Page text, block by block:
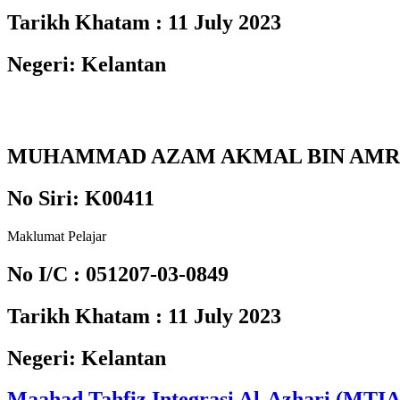
Tarikh Khatam : 11 July 2023
Negeri: Kelantan
MUHAMMAD AZAM AKMAL BIN
No Siri: K00411
Maklumat Pelajar
No I/C : 051207-03-0849
Tarikh Khatam : 11 July 2023
Negeri: Kelantan